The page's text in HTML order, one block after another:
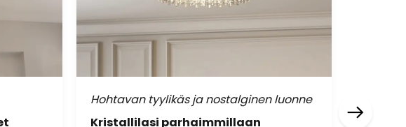
Hohtavan tyylikäs ja nostalginen luonne
Kristallilasi parhaimmillaan